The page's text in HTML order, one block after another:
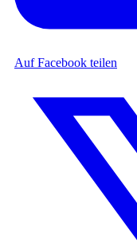
Auf Facebook teilen